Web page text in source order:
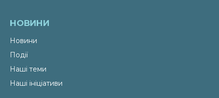
НОВИНИ
Новини
Події
Наші теми
Наші ініціативи